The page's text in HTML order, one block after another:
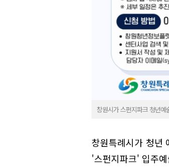
창원시가 스펀지파크 청년
창원특례시가 청년
'스펀지파크' 입주